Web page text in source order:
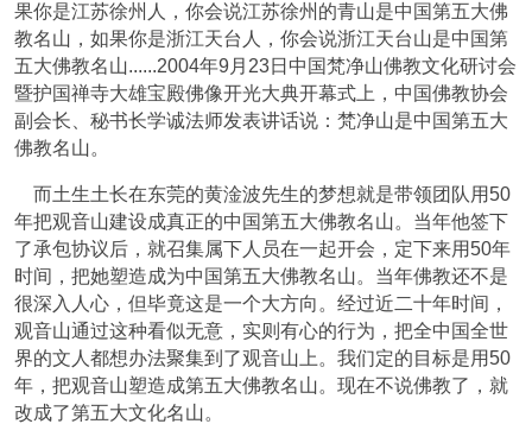
果你是江苏徐州人，你会说江苏徐州的青山是中国第五大佛
教名山，如果你是浙江天台人，你会说浙江天台山是中国第
五大佛教名山......2004年9月23日中国梵净山佛教文化研讨会
暨护国禅寺大雄宝殿佛像开光大典开幕式上，中国佛教协会
副会长、秘书长学诚法师发表讲话说：梵净山是中国第五大
佛教名山。
而土生土长在东莞的黄淦波先生的梦想就是带领团队用50
年把观音山建设成真正的中国第五大佛教名山。当年他签下
了承包协议后，就召集属下人员在一起开会，定下来用50年
时间，把她塑造成为中国第五大佛教名山。当年佛教还不是
很深入人心，但毕竟这是一个大方向。经过近二十年时间，
观音山通过这种看似无意，实则有心的行为，把全中国全世
界的文人都想办法聚集到了观音山上。我们定的目标是用50
年，把观音山塑造成第五大佛教名山。现在不说佛教了，就
改成了第五大文化名山。